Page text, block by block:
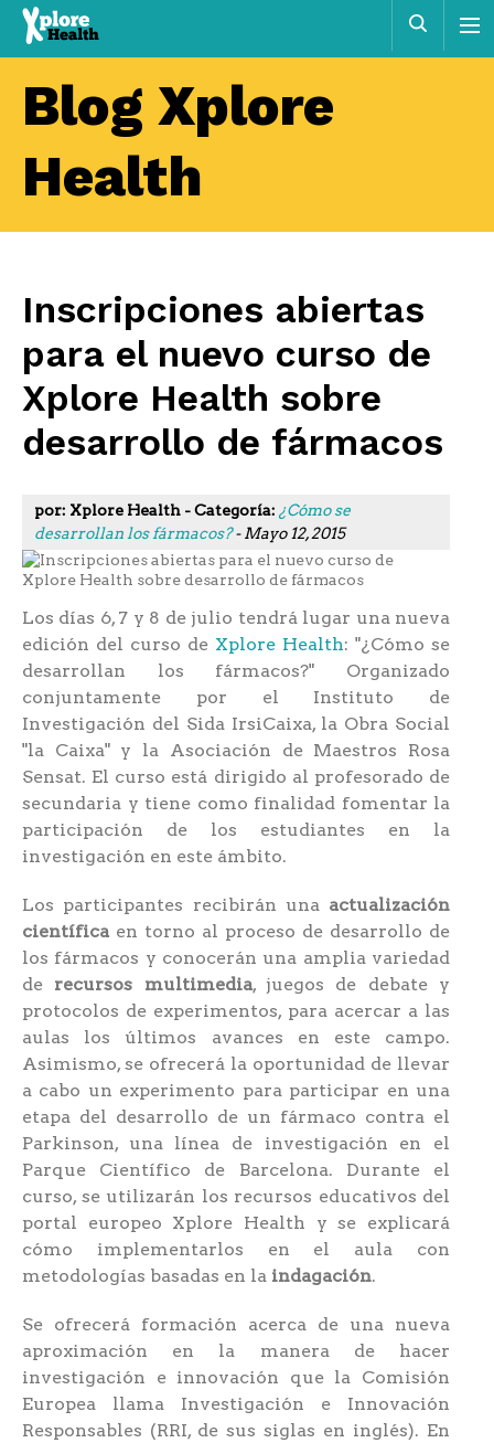
Xplore
Health
Blog Xplore
Health
Inscripciones abiertas
para el nuevo curso de
Xplore Health sobre
desarrollo de fármacos
por: Xplore Health - Categoría: ¿Cómo se
desarrollan los fármacos?- Mayo 12, 2015
Los días 6, 7 y 8 de julio tendrá lugar una nueva
edición del curso de Xplore Health: "¿Cómo se
desarrollan los fármacos?" Organizado
conjuntamente por el Instituto de
Investigación del Sida IrsiCaixa, la Obra Social
"la Caixa" y la Asociación de Maestros Rosa
Sensat. El curso está dirigido al profesorado de
secundaria y tiene como finalidad fomentar la
participación de los estudiantes en la
investigación en este ámbito.
Los participantes recibirán una actualización
científica en torno al proceso de desarrollo de
los fármacos y conocerán una amplia variedad
de recursos multimedia, juegos de debate y
protocolos de experimentos, para acercar a las
aulas los últimos avances en este campo.
Asimismo, se ofrecerá la oportunidad de llevar
a cabo un experimento para participar en una
etapa del desarrollo de un fármaco contra el
Parkinson, una línea de investigación en el
Parque Científico de Barcelona. Durante el
curso, se utilizarán los recursos educativos del
portal europeo Xplore Health y se explicará
cómo implementarlos en el aula con
metodologías basadas en la indagación.
Se ofrecerá formación acerca de una nueva
aproximación en la manera de hacer
investigación e innovación que la Comisión
Europea llama Investigación e Innovación
Responsables (RRI, de sus siglas en inglés). En